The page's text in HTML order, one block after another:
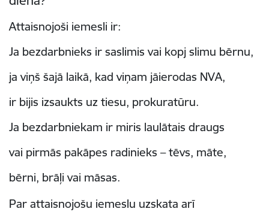
Attaisnojoši iemesli ir:
Ja bezdarbnieks ir saslimis vai kopj slimu bērnu,
ja viņš šajā laikā, kad viņam jāierodas NVA,
ir bijis izsaukts uz tiesu, prokuratūru.
Ja bezdarbniekam ir miris laulātais draugs
vai pirmās pakāpes radinieks – tēvs, māte,
bērni, brāļi vai māsas.
Par attaisnojošu iemeslu uzskata arī